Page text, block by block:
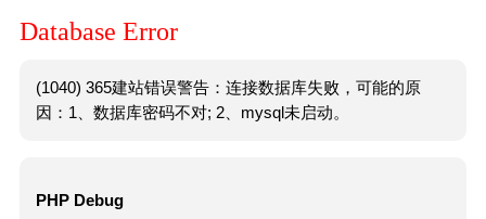
Database Error
(1040) 365建站错误警告：连接数据库失败，可能的原
因：1、数据库密码不对; 2、mysql未启动。
PHP Debug